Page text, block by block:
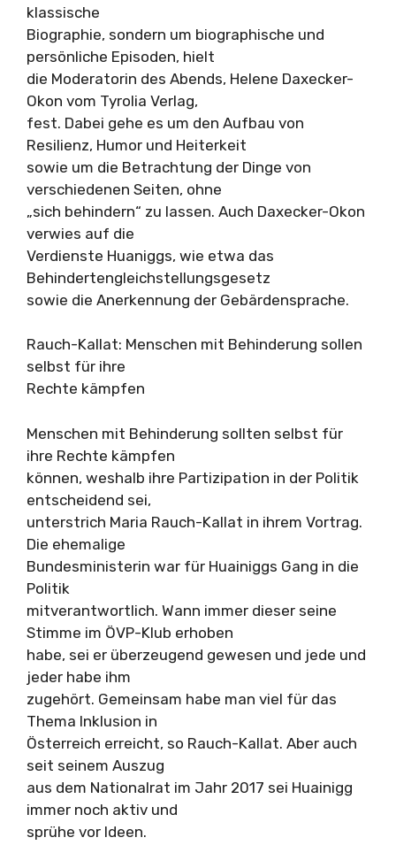
klassische
Biographie, sondern um biographische und
persönliche Episoden, hielt
die Moderatorin des Abends, Helene Daxecker-
Okon vom Tyrolia Verlag,
fest. Dabei gehe es um den Aufbau von
Resilienz, Humor und Heiterkeit
sowie um die Betrachtung der Dinge von
verschiedenen Seiten, ohne
„sich behindern“ zu lassen. Auch Daxecker-Okon
verwies auf die
Verdienste Huaniggs, wie etwa das
Behindertengleichstellungsgesetz
sowie die Anerkennung der Gebärdensprache.
Rauch-Kallat: Menschen mit Behinderung sollen
selbst für ihre
Rechte kämpfen
Menschen mit Behinderung sollten selbst für
ihre Rechte kämpfen
können, weshalb ihre Partizipation in der Politik
entscheidend sei,
unterstrich Maria Rauch-Kallat in ihrem Vortrag.
Die ehemalige
Bundesministerin war für Huainiggs Gang in die
Politik
mitverantwortlich. Wann immer dieser seine
Stimme im ÖVP-Klub erhoben
habe, sei er überzeugend gewesen und jede und
jeder habe ihm
zugehört. Gemeinsam habe man viel für das
Thema Inklusion in
Österreich erreicht, so Rauch-Kallat. Aber auch
seit seinem Auszug
aus dem Nationalrat im Jahr 2017 sei Huainigg
immer noch aktiv und
sprühe vor Ideen.